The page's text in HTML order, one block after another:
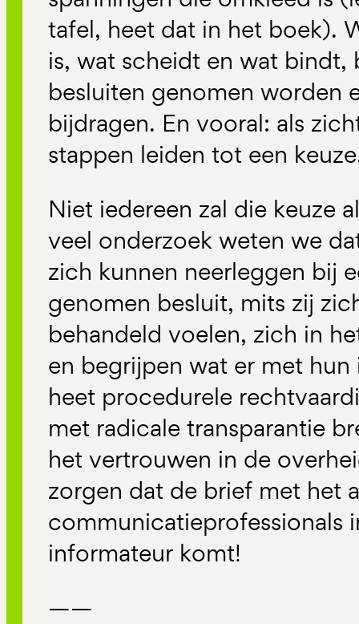
tafel, heet dat in het boek).
is, wat scheidt en wat bindt,
besluiten genomen worden
bijdragen. En vooral: als
stappen leiden tot een
Niet iedereen zal die keuze
veel onderzoek weten we
zich kunnen neerleggen bij
genomen besluit, mits zij
behandeld voelen, zich in
en begrijpen wat er met
heet procedurele
met radicale transparantie
het vertrouwen in de
zorgen dat de brief met het
communicatieprofessionals
informateur komt!
——